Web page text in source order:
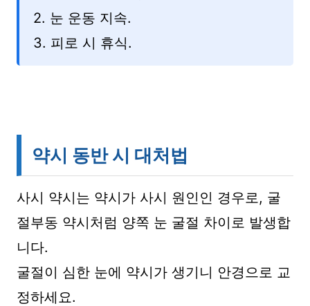
2. 눈 운동 지속.
3. 피로 시 휴식.
약시 동반 시 대처법
사시 약시는 약시가 사시 원인인 경우로, 굴
절부동 약시처럼 양쪽 눈 굴절 차이로 발생합
니다.
굴절이 심한 눈에 약시가 생기니 안경으로 교
정하세요.